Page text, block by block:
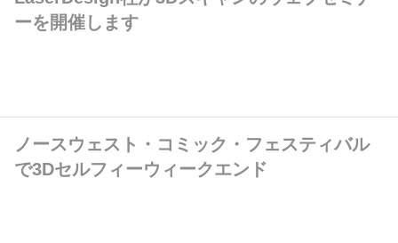
ーを開催します
ノースウェスト・コミック・フェスティバル
で3Dセルフィーウィークエンド